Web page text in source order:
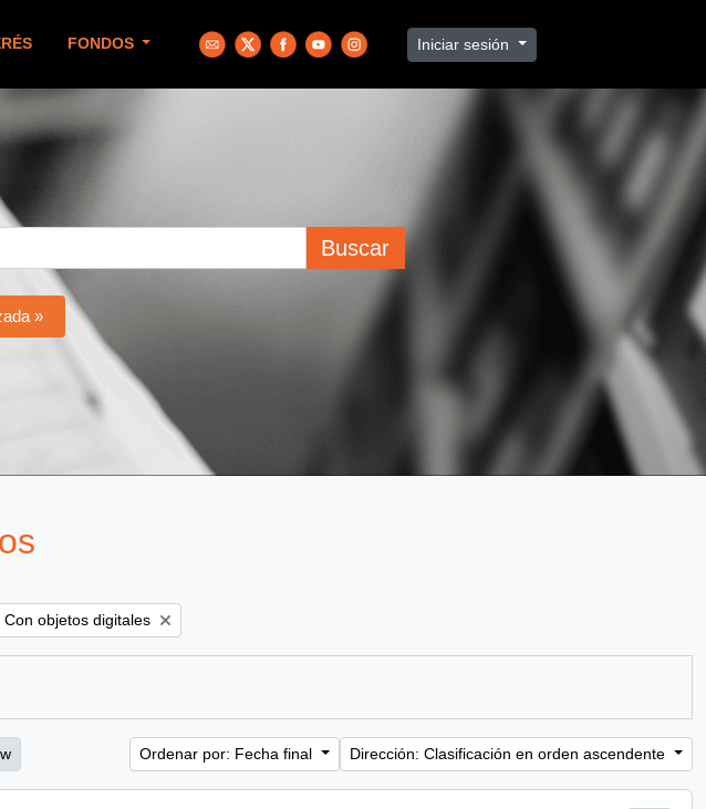
FONDOS Iniciar sesión
Buscar
»
Remove filter:
Con objetos digitales
Ordenar por: Fecha final Dirección: Clasificación en orden ascendente